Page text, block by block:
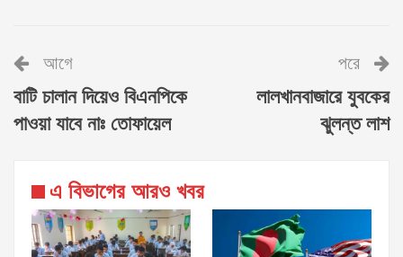
আগে
বাটি চালান দিয়েও বিএনপিকে
পাওয়া যাবে নাঃ তোফায়েল
পরে
লালখানবাজারে যুবকের
ঝুলন্ত লাশ
এ বিভাগের আরও খবর